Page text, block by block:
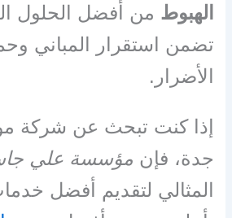
الهبوط من أفضل الحلول
تضمن استقرار المباني
الأضرار.
إذا كنت تبحث عن شركة
جدة، فإن مؤسسة علي
المثالي لتقديم أفضل